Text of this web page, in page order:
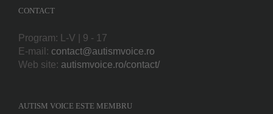
CONTACT
Program: L-V | 9 - 17
E-mail: contact@autismvoice.ro
Web site: autismvoice.ro/contact/
AUTISM VOICE ESTE MEMBRU